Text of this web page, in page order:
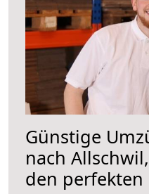
Günstige
nach
den perfekten